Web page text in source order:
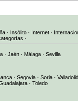
· Insólito · Internet ·
·
· Jaén · Málaga · Sevilla
· Segovia · Soria · Valladolid
· Toledo